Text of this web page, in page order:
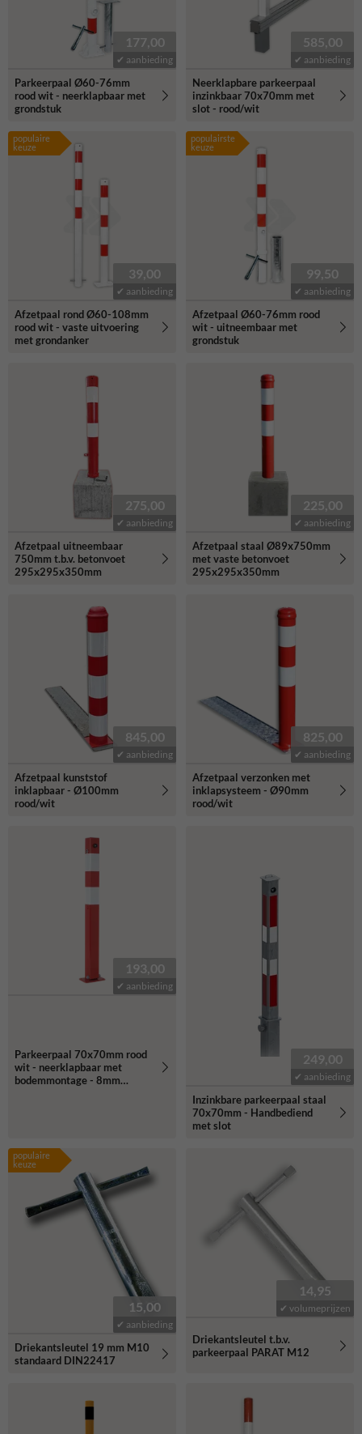
177,00
✔ aanbieding
Parkeerpaal Ø60-76mm
rood wit - neerklapbaar met
grondstuk
585,00
✔ aanbieding
Neerklapbare parkeerpaal
inzinkbaar 70x70mm met
slot - rood/wit
populaire
keuze
39,00
✔ aanbieding
Afzetpaal rond Ø60-108mm
rood wit - vaste uitvoering
met grondanker
populairste
keuze
99,50
✔ aanbieding
Afzetpaal Ø60-76mm rood
wit - uitneembaar met
grondstuk
275,00
✔ aanbieding
Afzetpaal uitneembaar
750mm t.b.v. betonvoet
295x295x350mm
225,00
✔ aanbieding
Afzetpaal staal Ø89x750mm
met vaste betonvoet
295x295x350mm
845,00
✔ aanbieding
Afzetpaal kunststof
inklapbaar - Ø100mm
rood/wit
825,00
✔ aanbieding
Afzetpaal verzonken met
inklapsysteem - Ø90mm
rood/wit
193,00
✔ aanbieding
Parkeerpaal 70x70mm rood
wit - neerklapbaar met
bodemmontage - 8mm
249,00
✔ aanbieding
Inzinkbare parkeerpaal staal
70x70mm - Handbediend
met slot
populaire
keuze
15,00
✔ aanbieding
Driekantsleutel 19 mm M10
standaard DIN22417
14,95
✔ volumeprijzen
Driekantsleutel t.b.v.
parkeerpaal PARAT M12